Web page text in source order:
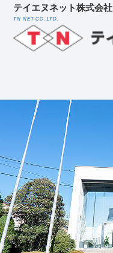
テイエヌネット株式会社
TN NET CO.,LTD.